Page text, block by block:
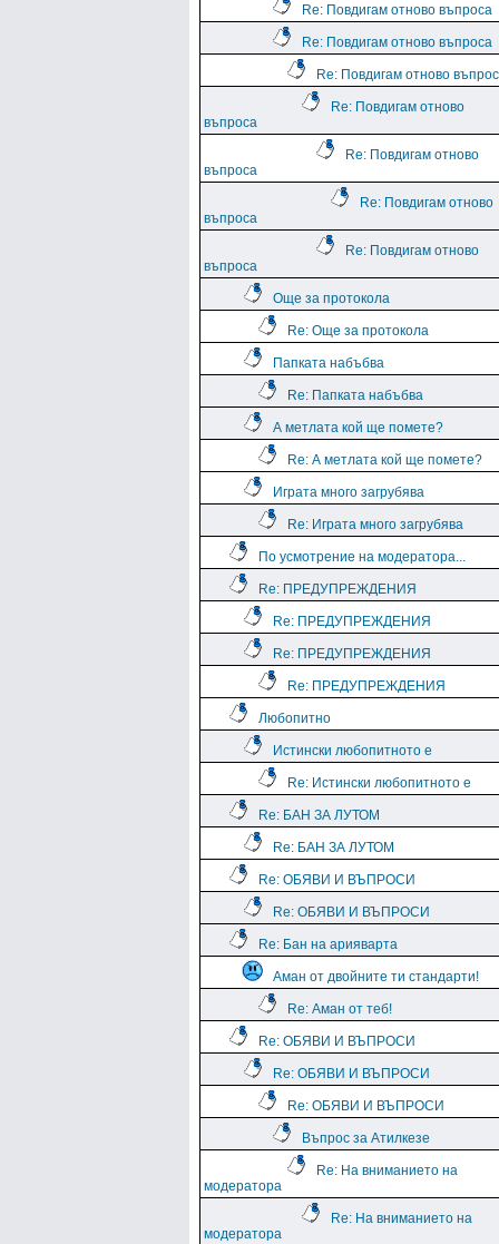
Re: Повдигам отново въпроса
Re: Повдигам отново въпроса
Re: Повдигам отново
Re: Повдигам отново
въпроса
Re: Повдигам отново
въпроса
Re: Повдигам отново
въпроса
Re: Повдигам отново
въпроса
Още за протокола
Re: Още за протокола
Папката набъбва
Re: Папката набъбва
А метлата кой ще помете?
Re: А метлата кой ще помете?
Играта много загрубява
Re: Играта много загрубява
По усмотрение на модератора...
Re: ПРЕДУПРЕЖДЕНИЯ
Re: ПРЕДУПРЕЖДЕНИЯ
Re: ПРЕДУПРЕЖДЕНИЯ
Re: ПРЕДУПРЕЖДЕНИЯ
Любопитно
Истински любопитното е
Re: Истински любопитното е
Re: БАН ЗА ЛУТОМ
Re: БАН ЗА ЛУТОМ
Re: ОБЯВИ И ВЪПРОСИ
Re: ОБЯВИ И ВЪПРОСИ
Re: Бан на арияварта
Аман от двойните ти стандарти!
Re: Аман от теб!
Re: ОБЯВИ И ВЪПРОСИ
Re: ОБЯВИ И ВЪПРОСИ
Re: ОБЯВИ И ВЪПРОСИ
Въпрос за Атилкезе
Re: На вниманието на
модератора
Re: На вниманието на
модератора